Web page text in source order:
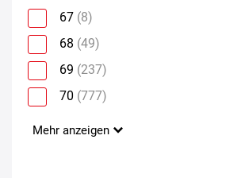
67 (8)
68 (49)
69 (237)
70 (777)
Mehr anzeigen